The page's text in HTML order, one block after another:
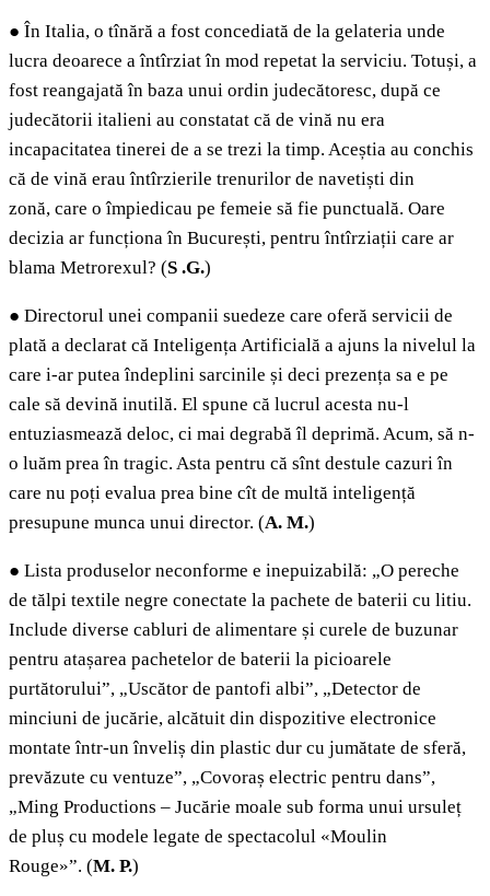
● În Italia, o tînără a fost concediată de la gelateria unde
lucra deoarece a întîrziat în mod repetat la serviciu. Totuși, a
fost reangajată în baza unui ordin judecătoresc, după ce
judecătorii italieni au constatat că de vină nu era
incapacitatea tinerei de a se trezi la timp. Aceștia au conchis
că de vină erau întîrzierile trenurilor de navetiști din
zonă, care o împiedicau pe femeie să fie punctuală. Oare
decizia ar funcționa în București, pentru întîrziații care ar
blama Metrorexul? (S .G.)
● Directorul unei companii suedeze care oferă servicii de
plată a declarat că Inteligența Artificială a ajuns la nivelul la
care i-ar putea îndeplini sarcinile și deci prezența sa e pe
cale să devină inutilă. El spune că lucrul acesta nu-l
entuziasmează deloc, ci mai degrabă îl deprimă. Acum, să n-
o luăm prea în tragic. Asta pentru că sînt destule cazuri în
care nu poți evalua prea bine cît de multă inteligență
presupune munca unui director. (A. M.)
● Lista produselor neconforme e inepuizabilă: „O pereche
de tălpi textile negre conectate la pachete de baterii cu litiu.
Include diverse cabluri de alimentare și curele de buzunar
pentru atașarea pachetelor de baterii la picioarele
purtătorului”, „Uscător de pantofi albi”, „Detector de
minciuni de jucărie, alcătuit din dispozitive electronice
montate într-un înveliș din plastic dur cu jumătate de sferă,
prevăzute cu ventuze”, „Covoraș electric pentru dans”,
„Ming Productions – Jucărie moale sub forma unui ursuleț
de pluș cu modele legate de spectacolul «Moulin
Rouge»”. (M. P.)